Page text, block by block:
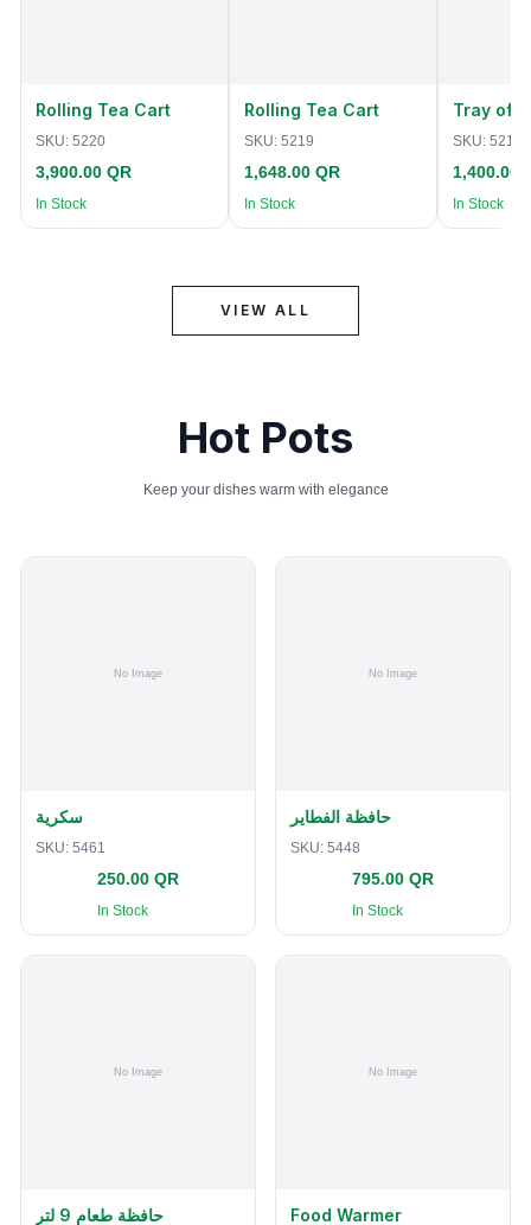
Rolling Tea Cart
SKU: 5220
3,900.00 QR
In Stock
Rolling Tea Cart
SKU: 5219
1,648.00 QR
In Stock
Tray of
SKU: 5218
1,400.00
In Stock
VIEW ALL
Hot Pots
Keep your dishes warm with elegance
سكرية
SKU: 5461
250.00 QR
In Stock
حافظة الفطاير
SKU: 5448
795.00 QR
In Stock
حافظة طعام 9 لتر Food Warmer